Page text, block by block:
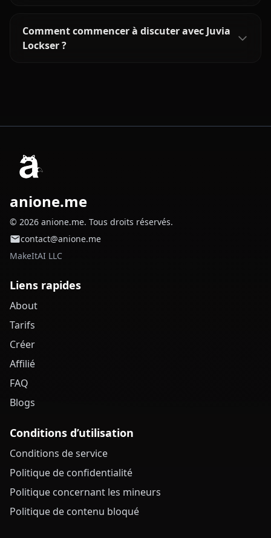
Comment commencer à discuter avec Juvia
Lockser ?
anione.me
© 2026 anione.me. Tous droits réservés.
contact@anione.me
MakeItAI LLC
Liens rapides
About
Tarifs
Créer
Affilié
FAQ
Blogs
Conditions d’utilisation
Conditions de service
Politique de confidentialité
Politique concernant les mineurs
Politique de contenu bloqué